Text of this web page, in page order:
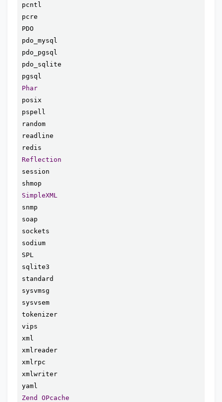
pcntl
pcre
PDO
pdo_mysql
pdo_pgsql
pdo_sqlite
Phar
posix
pspell
random
readline
Reflection
session
SimpleXML
snmp
soap
sockets
sodium
SPL
sqlite3
standard
sysvmsg
sysvsem
tokenizer
vips
xml
xmlreader
xmlrpc
xmlwriter
Zend
OPcache